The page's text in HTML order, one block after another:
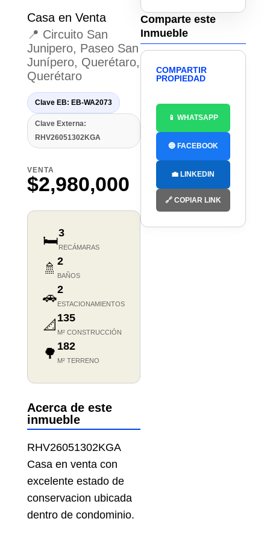
Casa en Venta
📍 Circuito San
Junipero, Paseo San
Junípero, Querétaro,
Querétaro
Clave EB: EB-WA2073
Clave Externa:
RHV26051302KGA
VENTA
$2,980,000
🛏️3
RECÁMARAS
🚿 2
BAÑOS
🚗2
ESTACIONAMIENTOS
📐 135
M² CONSTRUCCIÓN
🌳 182
M² TERRENO
Acerca de este
inmueble
RHV26051302KGA
Casa en venta con
excelente estado de
conservacion ubicada
dentro de condominio.
Comparte este
Inmueble
COMPARTIR
PROPIEDAD
📱 WHATSAPP
🔵 FACEBOOK
💼 LINKEDIN
🔗 COPIAR LINK